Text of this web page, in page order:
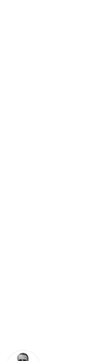
Cordero
para el
mientras